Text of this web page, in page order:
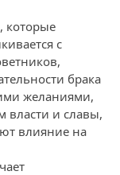
которые
с
брака
желаниями,
власти и славы,
влияние на